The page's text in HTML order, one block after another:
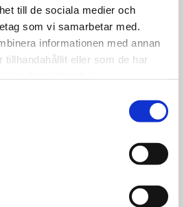
till de sociala medier och
som vi samarbetar med.
informationen med annan
tillhandahållit eller som de har
–
ut